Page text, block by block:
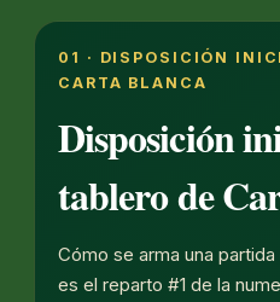
01 · DISPOSICIÓN
CARTA BLANCA
Disposición
tablero de
Cómo se arma una
es el reparto #1 de la